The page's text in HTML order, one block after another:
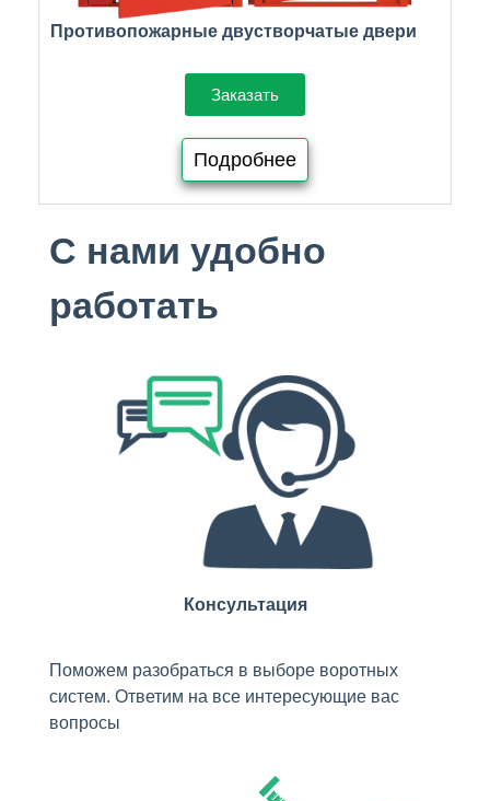
Противопожарные двустворчатые двери
Заказать
Подробнее
С нами удобно
работать
Консультация
Поможем разобраться в выборе воротных
систем. Ответим на все интересующие вас
вопросы